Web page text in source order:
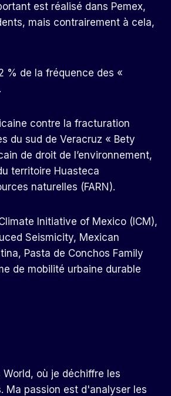
est réalisé dans Pemex,
mais contrairement à cela,
% de la fréquence des «
contre la fracturation
du sud de Veracruz « Bety
de droit de l’environnement,
territoire Huasteca
naturelles (FARN).
Initiative of Mexico (ICM),
Seismicity, Mexican
Pasta de Conchos Family
de mobilité urbaine durable
où je déchiffre les
Ma passion est d'analyser les